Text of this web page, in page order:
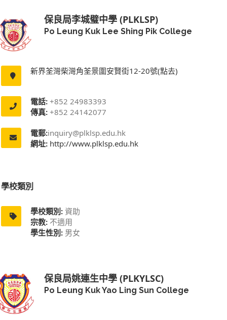
保良局李城璧中學 (PLKLSP)
Po Leung Kuk Lee Shing Pik College
新界荃灣柴灣角荃景圍安賢街12-20號(點去)
電話: +852 24983393
傳真: +852 24142077
電郵:inquiry@plklsp.edu.hk
網址: http://www.plklsp.edu.hk
學校類別
學校類別: 資助
宗教: 不適用
學生性別: 男女
保良局姚連生中學 (PLKYLSC)
Po Leung Kuk Yao Ling Sun College